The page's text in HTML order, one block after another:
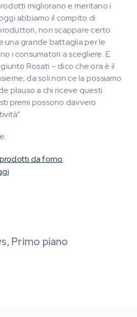
migliorano e meritano i
abbiamo il compito di
non scappare certo
una grande battaglia per le
i consumatori a scegliere. E
Rosati – dico che ora è il
da soli non ce la possiamo
plauso a chi riceve questi
premi possono davvero
da forno
, Primo piano